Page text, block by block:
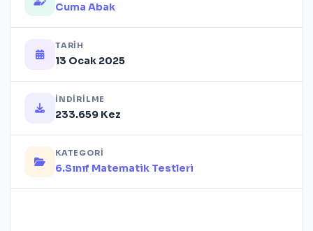
Cuma Abak
TARIH
13 Ocak 2025
İNDIRILME
233.659 Kez
KATEGORI
6.Sınıf Matematik Testleri